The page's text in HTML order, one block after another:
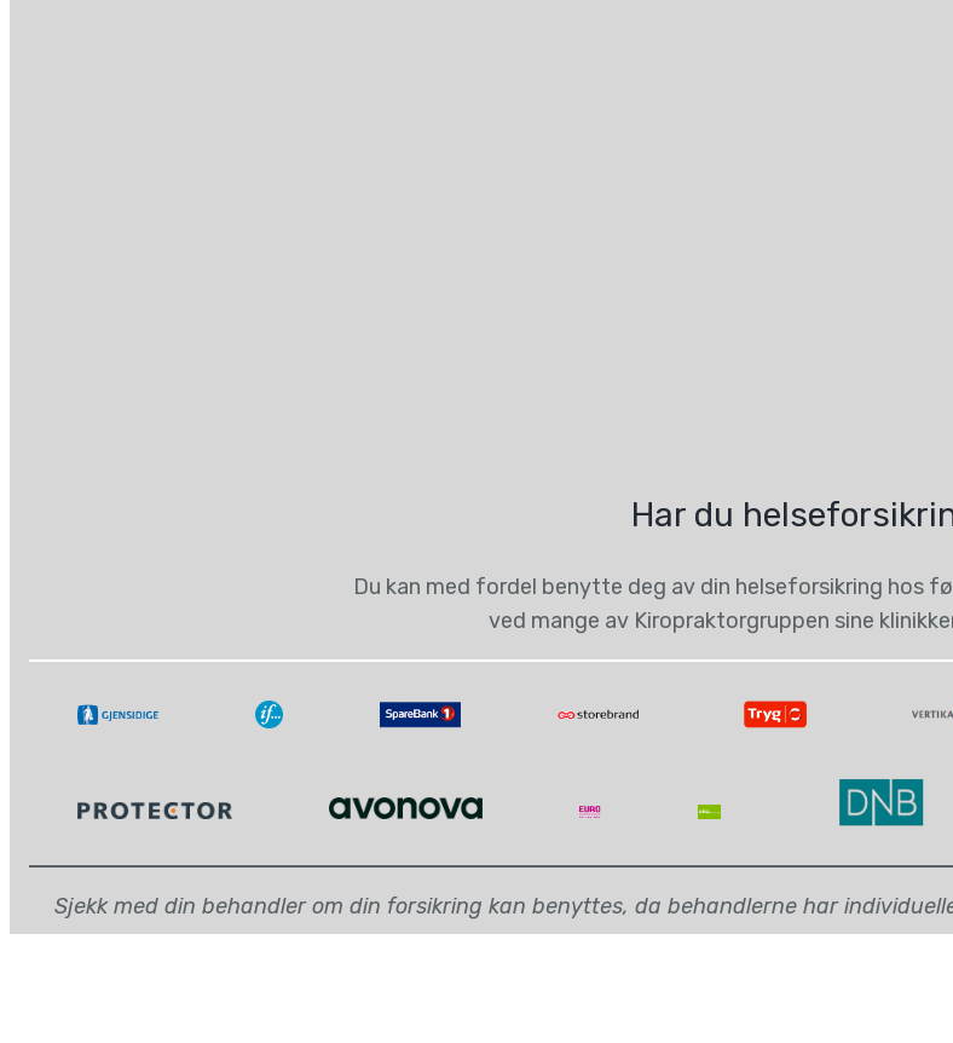
Har du
Du kan med fordel benytte deg av din helseforsikring hos
ved mange av Kiropraktorgruppen sine
Sjekk med din behandler om din forsikring kan benyttes, da behandlerne har